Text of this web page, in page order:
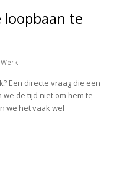
te
Werk
Een directe vraag die een
de tijd niet om hem te
we het vaak wel